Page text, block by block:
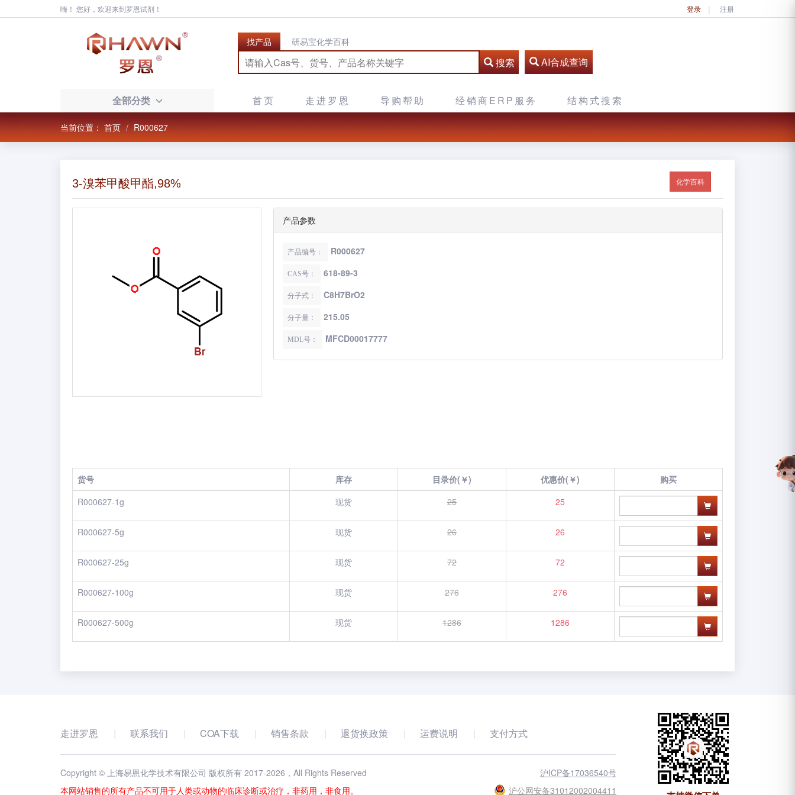
嗨！ 您好，欢迎来到罗恩试剂！ 登录 注册
找产品 研易宝化学百科
搜索 AI合成查询
全部分类 首页 走进罗恩 导购帮助 经销商ERP服务 结构式搜索
当前位置：首页 R000627
3-溴苯甲酸甲酯,98% 化学百科
产品参数
产品编号： R000627
CAS号： 618-89-3
分子式： C8H7BrO2
分子量： 215.05
MDL号： MFCD00017777
货号 库存 目录价(￥) 优惠价(￥)
购买
R000627-1g
现货 25 25
R000627-5g 现货 26 26
R000627-25g 现货 72 72
R000627-100g 现货 276 276
R000627-500g 现货 1286 1286
走进罗恩 联系我们 COA下载 销售条款 退货换政策 运费说明 支付方式
Copyright © 上海易恩化学技术有限公司 版权所有 2017-2026 ，All Rights Reserved
沪ICP备17036540号
本网站销售的所有产品不可用于人类或动物的临床诊断或治疗，非药用，非食用。
沪公网安备31012002004411